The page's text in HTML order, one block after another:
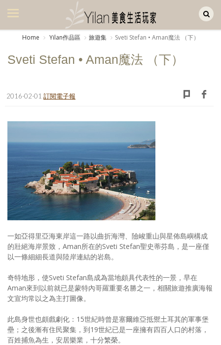
美食集
日記簿
餐桌週記
享樂隨手拍
照相簿
影音區
創意出版服務
歷史區
關於Yilan
個人著作
Home Yilan作品區 旅遊集 Sveti Stefan • Aman魔法 （下）
Sveti Stefan • Aman魔法 （下）
2016-02-01 訂閱電子報
一如亞得里亞海東岸這一路以曲折海灣、險峻重山與星佈島嶼構成
的壯絕海岸景致，Aman所在的Sveti Stefan聖史蒂芬島，是一座僅
以一條細細長道與陸岸連結的岩島。
奇特地形，使Sveti Stefan島成為當地頗具代表性的一景，早在
Aman來到以前就已是蒙特內哥羅重要名勝之一，相關旅遊推廣海報
文宣均常以之為主打圖像。
此島身世也頗戲劇化：15世紀時曾是塞爾維亞抵禦土耳其的軍事堡
壘；之後漸有住民聚集，到19世紀已是一座擁有四百人口的村落，
百姓捕魚為生，安居樂業，十分繁榮。